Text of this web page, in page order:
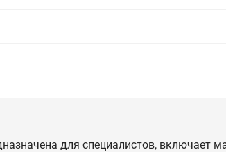
для специалистов, включает